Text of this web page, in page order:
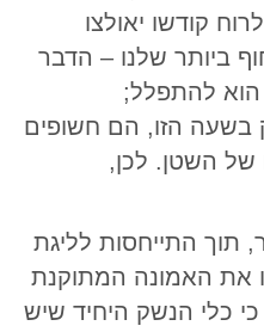
קודשו יאולצו
ביותר שלנו – הדבר
הוא להתפלל;
בשעה הזו, הם חשופים
השטן. לכן,
תוך התייחסות לליגת
את האמונה המתוקנת
כלי הנשק היחיד שיש